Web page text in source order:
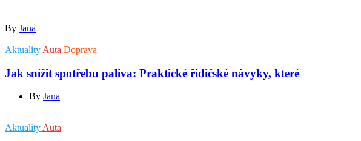
By Jana
Aktuality Auta Doprava
Jak snížit spotřebu paliva: Praktické řidičské návyky, které
By Jana
Aktuality Auta